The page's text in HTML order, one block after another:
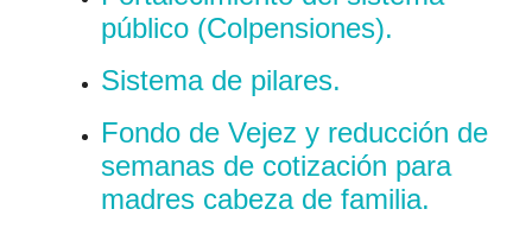
público (Colpensiones).
Sistema de pilares.
Fondo de Vejez y reducción de
semanas de cotización para
madres cabeza de familia.